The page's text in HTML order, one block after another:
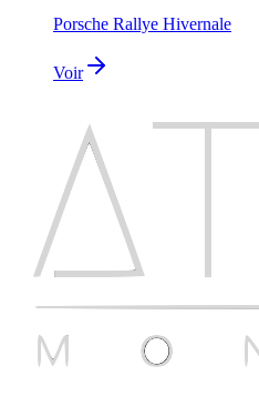
Porsche Rallye Hivernale
Voir